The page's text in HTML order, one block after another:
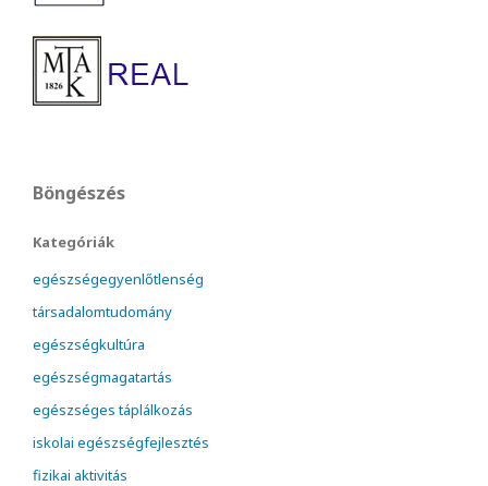
Böngészés
Kategóriák
egészségegyenlőtlenség
társadalomtudomány
egészségkultúra
egészségmagatartás
egészséges táplálkozás
iskolai egészségfejlesztés
fizikai aktivitás